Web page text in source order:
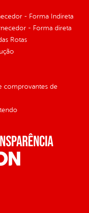
- Forma Indireta
- Forma direta
Rotas
comprovantes de